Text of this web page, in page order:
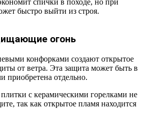
спички в походе, но при
быстро выйти из строя.
огонь
конфорками создают открытое
от ветра. Эта защита может быть в
приобретена отдельно.
с керамическими горелками не
так как открытое пламя находится